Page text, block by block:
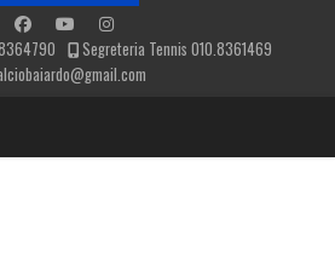
Segreteria Tennis 010.8361469